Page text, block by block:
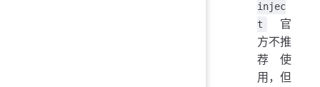
injec
t
官
方不推
荐使
用，但